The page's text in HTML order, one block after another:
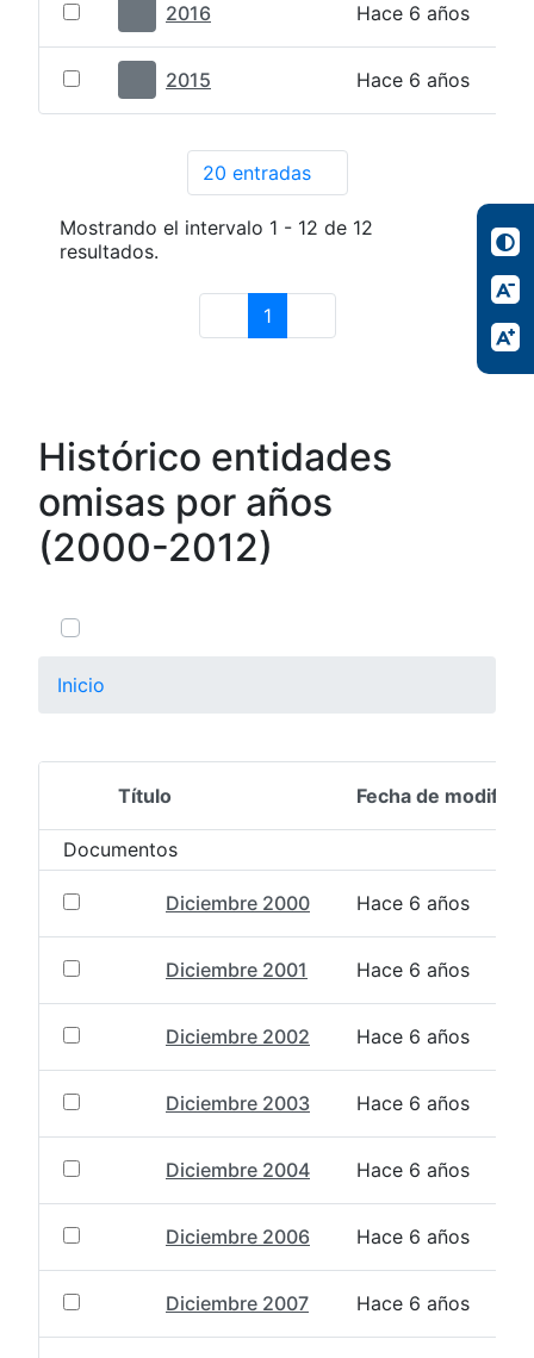
2016 Hace 6 años
2015 Hace 6 años
20 entradasPor página
Mostrando el intervalo 1 - 12 de 12
resultados.
Página
1
Histórico entidades
omisas por años
(2000-2012)
Inicio
Selección del elemento
Título Fecha de
Documentos
Diciembre 2000 Hace 6 años
Diciembre 2001 Hace 6 años
Diciembre 2002 Hace 6 años
Diciembre 2003 Hace 6 años
Diciembre 2004 Hace 6 años
Diciembre 2006 Hace 6 años
Diciembre 2007 Hace 6 años